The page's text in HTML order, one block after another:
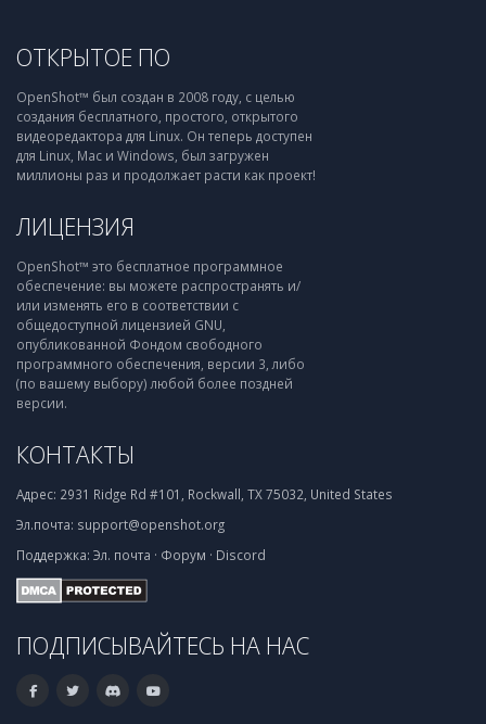
ОТКРЫТОЕ ПО
OpenShot™ был создан в 2008 году, с целью
создания бесплатного, простого, открытого
видеоредактора для Linux. Он теперь доступен
для Linux, Mac и Windows, был загружен
миллионы раз и продолжает расти как проект!
ЛИЦЕНЗИЯ
OpenShot™ это бесплатное программное
обеспечение: вы можете распространять и/
или изменять его в соответствии с
общедоступной лицензией GNU,
опубликованной Фондом свободного
программного обеспечения, версии 3, либо
(по вашему выбору) любой более поздней
версии.
КОНТАКТЫ
Адрес: 2931 Ridge Rd #101, Rockwall, TX 75032, United States
Эл.почта: support@openshot.org
Поддержка: Эл. почта · Форум · Discord
ПОДПИСЫВАЙТЕСЬ НА НАС